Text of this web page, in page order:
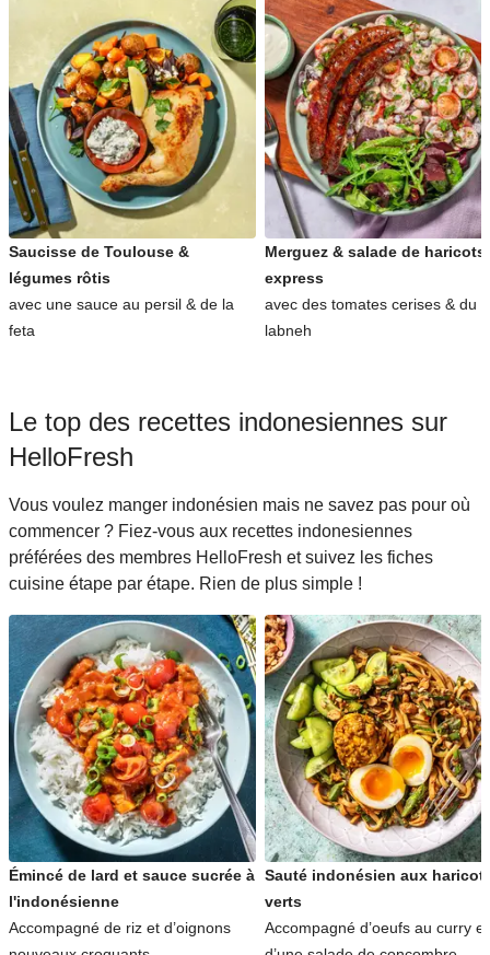
Saucisse de Toulouse &
légumes rôtis
avec une sauce au persil & de la
feta
Merguez & salade de haricots
express
avec des tomates cerises & du
labneh
Le top des recettes indonesiennes sur
HelloFresh
Vous voulez manger indonésien mais ne savez pas pour où
commencer ? Fiez-vous aux recettes indonesiennes
préférées des membres HelloFresh et suivez les fiches
cuisine étape par étape. Rien de plus simple !
Émincé de lard et sauce sucrée à
l'indonésienne
Accompagné de riz et d’oignons
Sauté indonésien aux
verts
Accompagné d’oeufs au curry et